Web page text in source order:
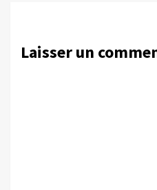
Laisser un